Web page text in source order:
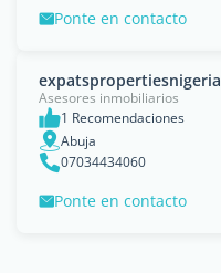
Ponte en contacto
expatspropertiesnigeria
Asesores inmobiliarios
1 Recomendaciones
Abuja
07034434060
Ponte en contacto